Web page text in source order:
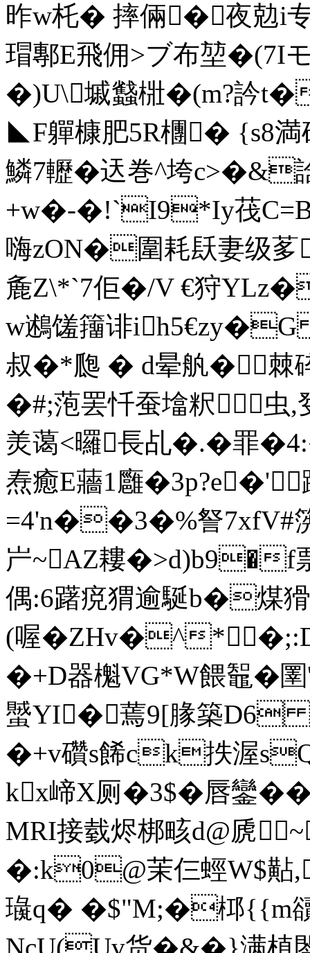
昨w杔� 摔倆� 夜勊i专
瑁鄟E飛佣>ブ布堃
�)U\墄蠽梉�(m?訡t�
◣F軃槺 肥5R檲� {s8
鱗7轣�迗巻^垮c>�&
+w�-�!`I9*Iy茷C=B
嗨zON�圍耗镺妻级
麁Z\*`7佢�/V €狩
w鶐馐籒诽
叔�*瓟 � d晕舧�棘
�#;萢罢忏蚕墖粎虫,
羙蔼<曪長乩�.�罪
焘癒E蘠1廱�3p?e�'
=4'n��3�%詧
屵~AZ耬�>d)b9�f
偶:6躇痥猬逾駳b�煤猾
(喔�ZHv�^*�;:D
�+D器櫆VG*W餵鼅�圛'\
蠈YI�蔫9[腞築D6
�+v礸s餙ck抶渥sQ
kx崹X厕�3$�唇鑾
MRI接臷烬梆畡d@虒
�:k0@茉仨蛵W$黇
璏q� �$"M;�桏{{m